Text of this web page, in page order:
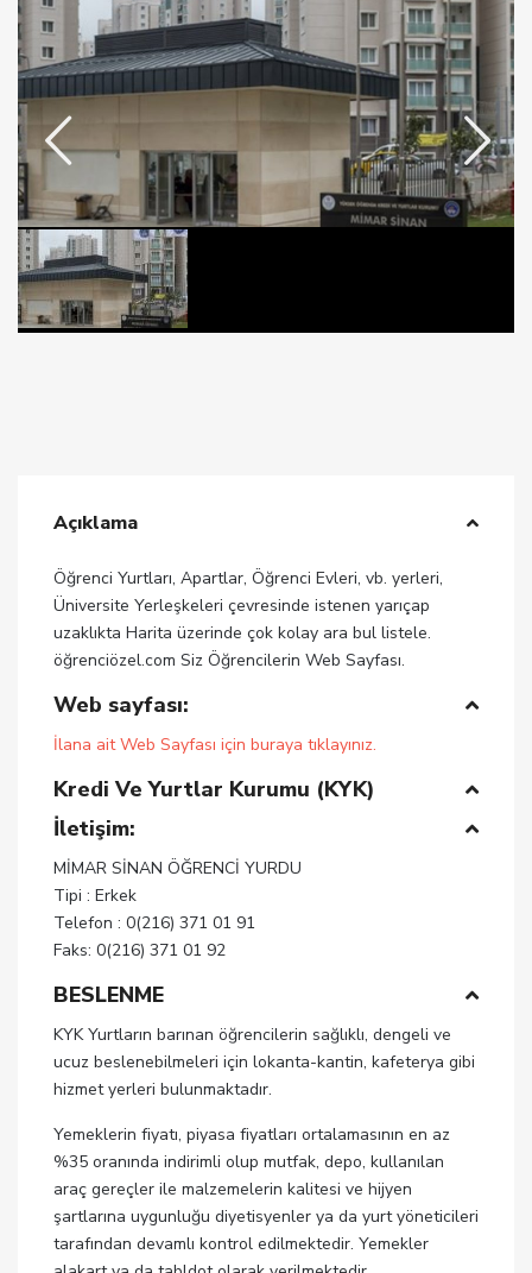
Açıklama
Öğrenci Yurtları, Apartlar, Öğrenci Evleri, vb. yerleri,
Üniversite Yerleşkeleri çevresinde istenen yarıçap
uzaklıkta Harita üzerinde çok kolay ara bul listele.
öğrenciözel.com Siz Öğrencilerin Web Sayfası.
Web sayfası:
İlana ait Web Sayfası için buraya tıklayınız.
Kredi Ve Yurtlar Kurumu (KYK)
İletişim:
MİMAR SİNAN ÖĞRENCİ YURDU
Tipi : Erkek
Telefon : 0(216) 371 01 91
Faks: 0(216) 371 01 92
BESLENME
KYK Yurtların barınan öğrencilerin sağlıklı, dengeli ve
ucuz beslenebilmeleri için lokanta-kantin, kafeterya gibi
hizmet yerleri bulunmaktadır.
Yemeklerin fiyatı, piyasa fiyatları ortalamasının en az
%35 oranında indirimli olup mutfak, depo, kullanılan
araç gereçler ile malzemelerin kalitesi ve hijyen
şartlarına uygunluğu diyetisyenler ya da yurt yöneticileri
tarafından devamlı kontrol edilmektedir. Yemekler